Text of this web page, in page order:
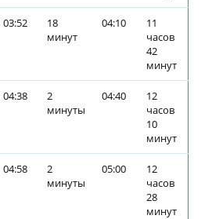
03:52
18
минут
04:10
11
часов
42
минут
04:38
2
минуты
04:40
12
часов
10
минут
04:58
2
минуты
05:00
12
часов
28
минут